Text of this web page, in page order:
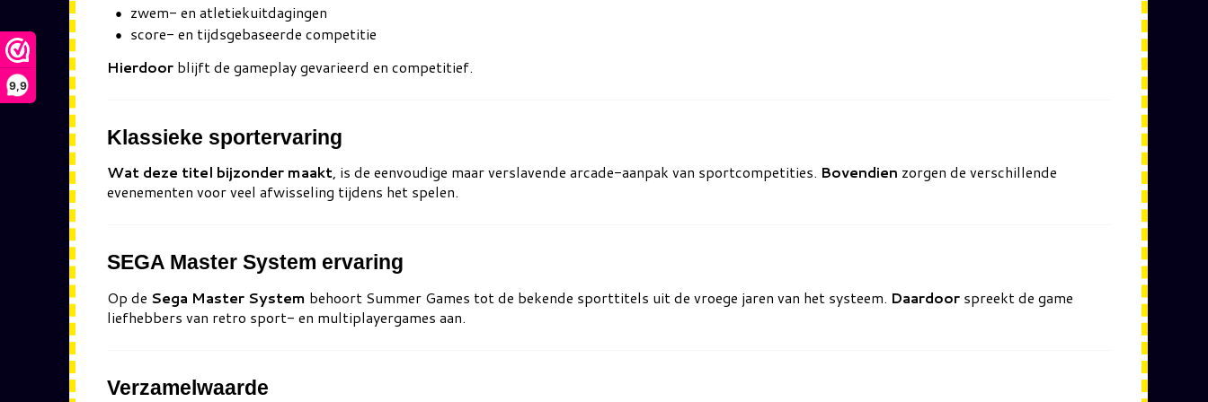
9,9
zwem- en atletiekuitdagingen
score- en tijdsgebaseerde competitie
Hierdoor blijft de gameplay gevarieerd en competitief.
Klassieke sportervaring
Wat deze titel bijzonder maakt, is de eenvoudige maar verslavende arcade-aanpak van sportcompetities. Bovendien zorgen de verschillende
evenementen voor veel afwisseling tijdens het spelen.
SEGA Master System ervaring
Op de Sega Master System behoort Summer Games tot de bekende sporttitels uit de vroege jaren van het systeem. Daardoor spreekt de game
liefhebbers van retro sport- en multiplayergames aan.
Verzamelwaarde